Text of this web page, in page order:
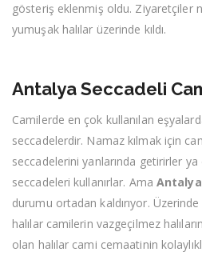
gösteriş eklenmiş oldu. Ziyaretçiler
yumuşak halılar üzerinde kıldı.
Antalya Seccadeli
Camilerde en çok kullanılan
seccadelerdir. Namaz kılmak için
seccadelerini yanlarında getirirler
seccadeleri kullanırlar. Ama Antalya
durumu ortadan kaldırıyor.
halılar camilerin vazgeçilmez
olan halılar cami cemaatinin